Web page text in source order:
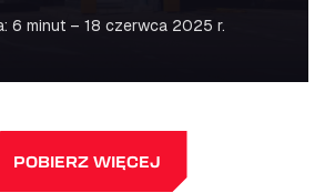
6 minut – 18 czerwca 2025 r.
POBIERZ WIĘCEJ